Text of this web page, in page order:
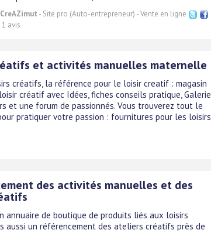
CreAZimut - Site pro (Auto-entrepreneur) - Vente en ligne
1 avis
et activités manuelles maternelle
créatifs, la référence pour le loisir creatif : magasin
créatif avec Idées, fiches conseils pratique, Galerie
et une forum de passionnés. Vous trouverez tout le
pratiquer votre passion : fournitures pour les loisirs
des activités manuelles et des
annuaire de boutique de produits liés aux loisirs
aussi un référencement des ateliers créatifs près de